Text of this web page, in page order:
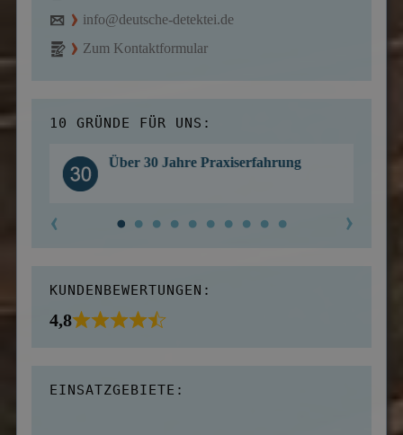
info@deutsche-detektei.de
Zum Kontaktformular
10 GRÜNDE FÜR UNS:
Über 30 Jahre Praxiserfahrung
KUNDENBEWERTUNGEN:
4,8
EINSATZGEBIETE: